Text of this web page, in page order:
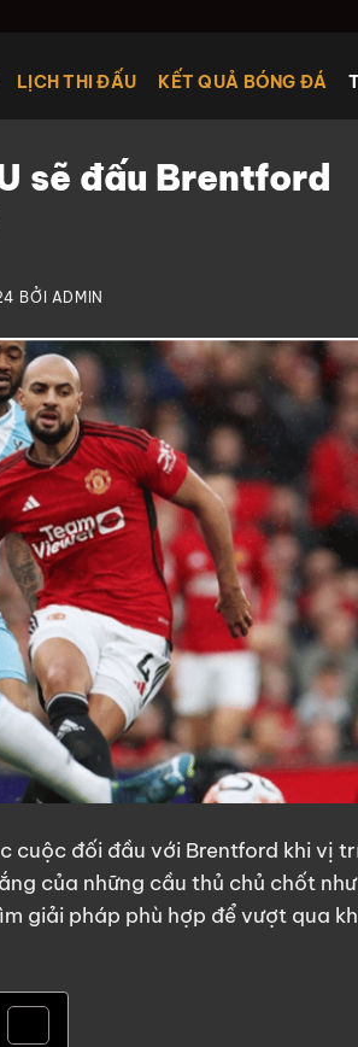
LỊCH THI ĐẤU KẾT QUẢ BÓNG ĐÁ
sẽ đấu Brentford
BỞI ADMIN
cuộc đối đầu với Brentford khi vị
của những cầu thủ chủ chốt như
giải pháp phù hợp để vượt qua